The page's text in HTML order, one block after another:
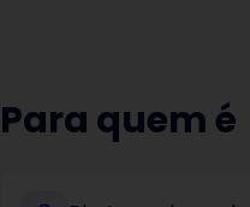
Para quem é